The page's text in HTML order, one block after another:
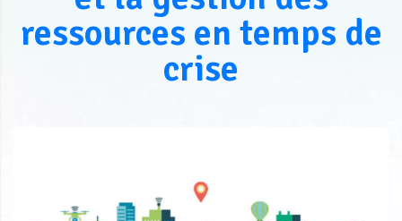
ressources en temps de
crise